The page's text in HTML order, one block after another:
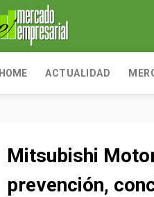
HOME ACTUALIDAD
Mitsubishi
prevención,